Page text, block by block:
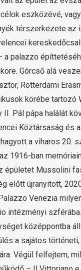
eszközévé,
térszerkezete az
a palazzo
Górcső alá
Rotterdami
körébe tartozó
Pál pápa halálát
Köztársaság és
a viharos 20.
1916-ban
épületet Mussolini
előtt újranyitott,
Venezia
intézményi
középpontba
a sajátos
Végül felfejtem,